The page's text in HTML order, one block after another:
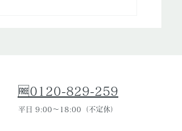
🆓0120-829-259
平日 9:00～18:00（不定休）